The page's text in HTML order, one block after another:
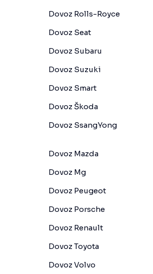
Dovoz Rolls-Royce
Dovoz Seat
Dovoz Subaru
Dovoz Suzuki
Dovoz Smart
Dovoz Škoda
Dovoz SsangYong
Dovoz Mazda
Dovoz Mg
Dovoz Peugeot
Dovoz Porsche
Dovoz Renault
Dovoz Toyota
Dovoz Volvo